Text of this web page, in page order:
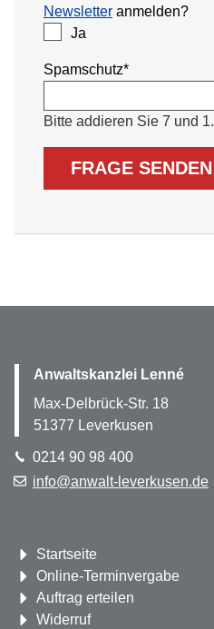
Newsletter anmelden?
Ja
Pflichtfeld
Spamschutz*
Bitte addieren Sie 7 und 1.
FRAGE SENDEN
Anwaltskanzlei Lenné
Max-Delbrück-Str. 18
51377 Leverkusen
0214 90 98 400
info@anwalt-leverkusen.de
Navigation
überspringen
Startseite
Online-Terminvergabe
Auftrag erteilen
Widerruf